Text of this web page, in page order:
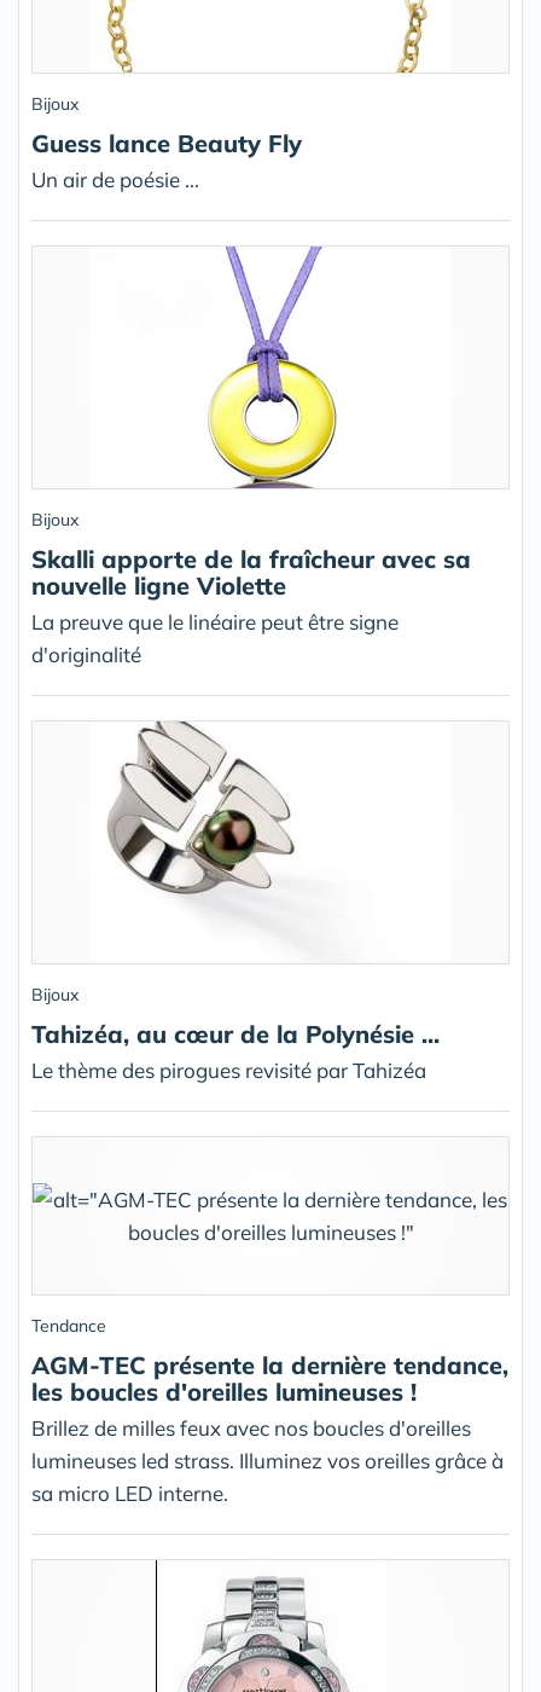
Bijoux
Guess lance Beauty Fly
Un air de poésie ...
Bijoux
Skalli apporte de la fraîcheur avec sa
nouvelle ligne Violette
La preuve que le linéaire peut être signe
d'originalité
Bijoux
Tahizéa, au cœur de la Polynésie ...
Le thème des pirogues revisité par Tahizéa
Tendance
AGM-TEC présente la dernière tendance,
les boucles d'oreilles lumineuses !
Brillez de milles feux avec nos boucles d'oreilles
lumineuses led strass. Illuminez vos oreilles grâce à
sa micro LED interne.